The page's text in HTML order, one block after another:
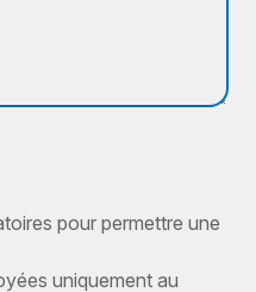
pour permettre une
uniquement au